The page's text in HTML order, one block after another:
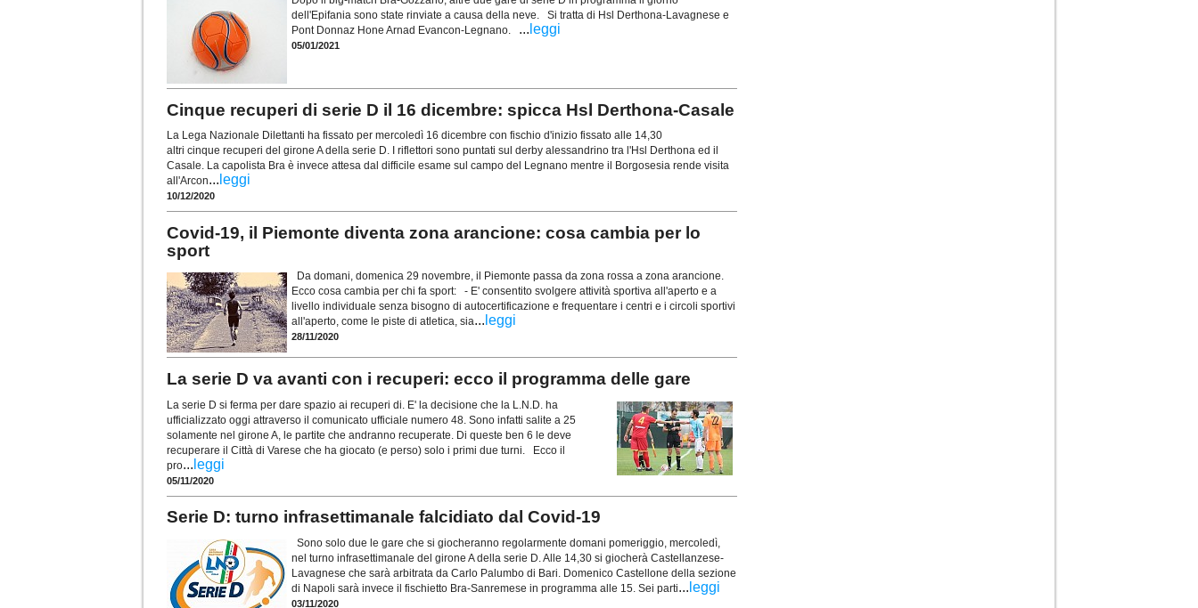
dell'Epifania sono state rinviate a causa della neve. Si tratta di Hsl Derthona-Lavagnese e
Pont Donnaz Hone Arnad Evancon-Legnano. ... leggi
05/01/2021
Cinque recuperi di serie D il 16 dicembre: spicca Hsl Derthona-Casale
La Lega Nazionale Dilettanti ha fissato per mercoledì 16 dicembre con fischio d'inizio fissato alle 14,30
altri cinque recuperi del girone A della serie D. I riflettori sono puntati sul derby alessandrino tra l'Hsl Derthona ed il
Casale. La capolista Bra è invece attesa dal difficile esame sul campo del Legnano mentre il Borgosesia rende visita
all'Arcon... leggi
10/12/2020
Covid-19, il Piemonte diventa zona arancione: cosa cambia per lo
sport
Da domani, domenica 29 novembre, il Piemonte passa da zona rossa a zona arancione.
Ecco cosa cambia per chi fa sport: - E' consentito svolgere attività sportiva all'aperto e a
livello individuale senza bisogno di autocertificazione e frequentare i centri e i circoli sportivi
all'aperto, come le piste di atletica, sia... leggi
28/11/2020
La serie D va avanti con i recuperi: ecco il programma delle gare
La serie D si ferma per dare spazio ai recuperi di. E' la decisione che la L.N.D. ha
ufficializzato oggi attraverso il comunicato ufficiale numero 48. Sono infatti salite a 25
solamente nel girone A, le partite che andranno recuperate. Di queste ben 6 le deve
recuperare il Città di Varese che ha giocato (e perso) solo i primi due turni. Ecco il
pro... leggi
05/11/2020
Serie D: turno infrasettimanale falcidiato dal Covid-19
Sono solo due le gare che si giocheranno regolarmente domani pomeriggio, mercoledì,
nel turno infrasettimanale del girone A della serie D. Alle 14,30 si giocherà Castellanzese-
Lavagnese che sarà arbitrata da Carlo Palumbo di Bari. Domenico Castellone della sezione
di Napoli sarà invece il fischietto Bra-Sanremese in programma alle 15. Sei parti... leggi
03/11/2020